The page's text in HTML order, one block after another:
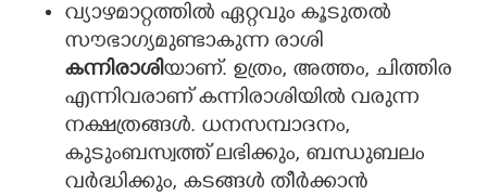
വ്യാഴമാറ്റത്തിൽ ഏറ്റവും കൂടുതൽ
സൗഭാഗ്യമുണ്ടാകുന്ന രാശി
കന്നിരാശിയാണ്. ഉത്രം, അത്തം, ചിത്തിര
എന്നിവരാണ് കന്നിരാശിയിൽ വരുന്ന
നക്ഷത്രങ്ങൾ. ധനസമ്പാദനം,
കുടുംബസ്വത്ത് ലഭിക്കും, ബന്ധുബലം
വ‌ർദ്ധിക്കും, കടങ്ങൾ തീർക്കാൻ